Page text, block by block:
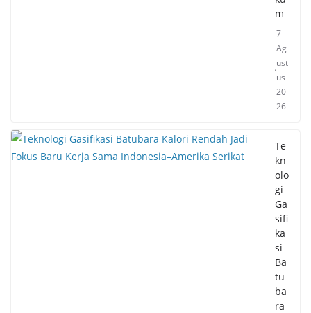
m
7
Ag
ust
us
20
26
Te
kn
olo
gi
Ga
sifi
ka
si
Ba
tu
ba
ra